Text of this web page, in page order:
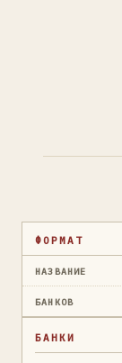
ФОРМАТ
НАЗВАНИЕ
БАНКОВ
БАНКИ